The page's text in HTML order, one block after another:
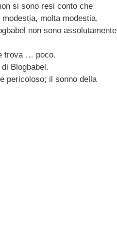
si sono resi conto che
molta modestia.
non sono assolutamente
trova … poco.
Blogbabel.
pericoloso; il sonno della